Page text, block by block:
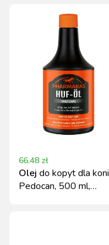
66.48 zł
Olej do kopyt dla koni
Pedocan, 500 ml,